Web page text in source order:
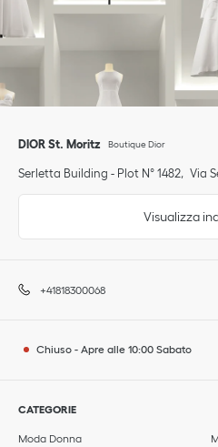
DIOR St. Moritz Boutique Dior
Serletta Building - Plot N° 1482 Via
Visualizza
+41818300068
Chiuso - Apre alle 10:00 Sabato
CATEGORIE
Moda Donna